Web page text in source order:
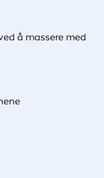
å massere med